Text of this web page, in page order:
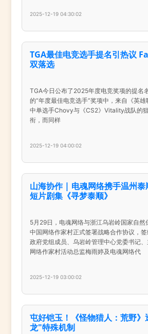
2025-12-19 04:30:02
TGA最佳电竞选手提名引热议
双落选
TGA今日公布了2025年度电竞奖项的提名
的“年度最佳电竞选手”奖项中，来自《英
中单选手Chovy与《CS2》Vitality战队的
衔，而同样
2025-12-19 04:00:02
山海协作 | 电魂网络携手温州
短片剧集《寻梦泰顺》
5月29日，电魂网络与浙江乌岩岭国家自然
中国网络作家村正式签署战略合作协议，
政府党组成员、乌岩岭管理中心党委书记
网络作家村活动总监梅雨婷及电魂网络代
2025-12-19 03:00:02
屯好铠玉！《怪物猎人：荒野
龙"特殊机制